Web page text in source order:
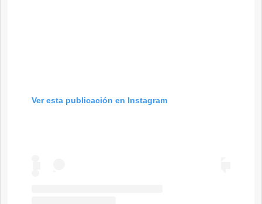
Ver esta publicación en Instagram